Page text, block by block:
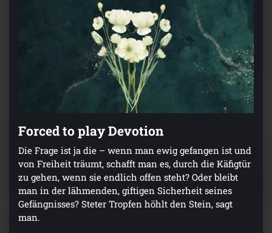
Forced to play Devotion
Die Frage ist ja die – wenn man ewig gefangen ist und
von Freiheit träumt, schafft man es, durch die Käfigtür
zu gehen, wenn sie endlich offen steht? Oder bleibt
man in der lähmenden, giftigen Sicherheit seines
Gefängnisses? Steter Tropfen höhlt den Stein, sagt
man.